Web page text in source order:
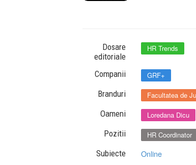
Dosare
editoriale
HR Trends
Companii GRF+
Branduri Facultatea de
Oameni Loredana Dicu
Pozitii HR Coordinator
Subiecte Online